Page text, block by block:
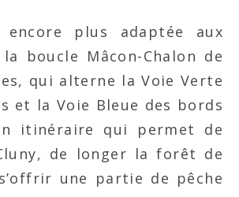
plus adaptée aux
boucle Mâcon-Chalon de
qui alterne la Voie Verte
et la Voie Bleue des bords
itinéraire qui permet de
de longer la forêt de
une partie de pêche